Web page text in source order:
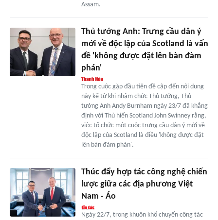
Assam.
Thủ tướng Anh: Trưng cầu dân ý
mới về độc lập của Scotland là vấn
đề 'không được đặt lên bàn đàm
phán'
Trong cuộc gặp đầu tiên đề cập đến nội dung
này kể từ khi nhậm chức Thủ tướng, Thủ
tướng Anh Andy Burnham ngày 23/7 đã khẳng
định với Thủ hiến Scotland John Swinney rằng,
việc tổ chức một cuộc trưng cầu dân ý mới về
độc lập của Scotland là điều 'không được đặt
lên bàn đàm phán'.
Thúc đẩy hợp tác công nghệ chiến
lược giữa các địa phương Việt
Nam - Áo
Ngày 22/7, trong khuôn khổ chuyến công tác